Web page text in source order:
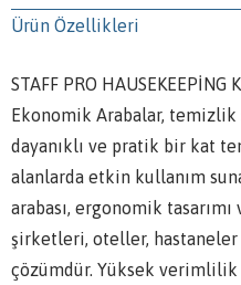
Ürün Özellikleri
STAFF PRO HAUSEKEEPİNG
Ekonomik Arabalar,
dayanıklı ve pratik bir kat
alanlarda etkin kullanım
arabası, ergonomik
şirketleri, oteller,
çözümdür. Yüksek verimlilik